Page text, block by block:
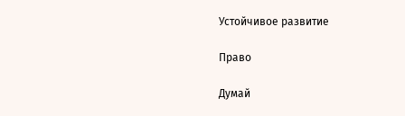
Устойчивое развитие
Право
Думай